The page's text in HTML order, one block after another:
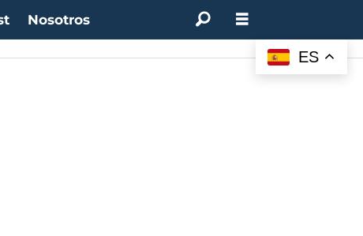
Nosotros
ES
Bitcoin: $64.600,08